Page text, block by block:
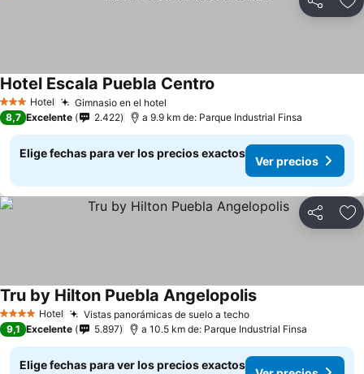
Compartir
3 Estrellas
Hotel Gimnasio en el hotel
Hotel Escala Puebla Centro
8,7 Excelente 2.422 a 9.9 km de: Parque Industrial Finsa
Elige fechas para ver los precios exactos
Ver precios
Compartir
4 EstrellasHotel Vistas panorámicas de suelo a techo
Tru by Hilton Puebla Angelopolis
9,1 Excelente 5.897 a 10.5 km de: Parque Industrial Finsa
Elige fechas para ver los precios exactos